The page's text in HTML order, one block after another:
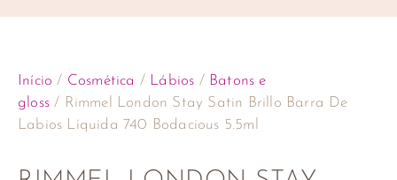
Início / Cosmética / Lábios / Batons e
gloss / Rimmel London Stay Satin Brillo Barra De
Labios Líquida 740 Bodacious 5.5ml